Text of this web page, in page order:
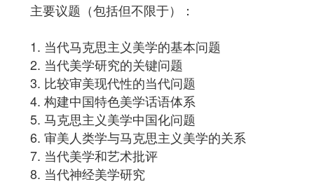
主要议题（包括但不限于）：
1. 当代马克思主义美学的基本问题
2. 当代美学研究的关键问题
3. 比较审美现代性的当代问题
4. 构建中国特色美学话语体系
5. 马克思主义美学中国化问题
6. 审美人类学与马克思主义美学的关系
7. 当代美学和艺术批评
8. 当代神经美学研究